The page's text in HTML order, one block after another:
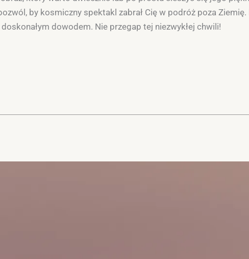
by kosmiczny spektakl zabrał Cię w podróż poza
dowodem. Nie przegap tej niezwykłej chwili!